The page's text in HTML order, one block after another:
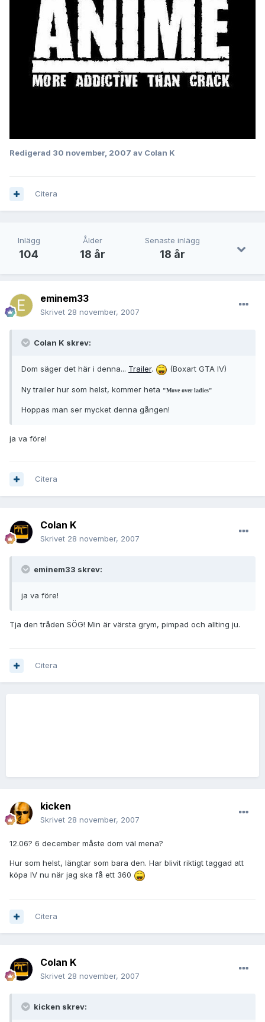
Redigerad 30 november, 2007 av Colan K
Citera
Inlägg
104
Ålder
18 år
Senaste inlägg
18 år
eminem33
Skrivet 28 november, 2007
Colan K skrev:
Dom säger det här i denna... Trailer. (Boxart GTA IV)
Ny trailer hur som helst, kommer heta "Move over ladies"
Hoppas man ser mycket denna gången!
ja va före!
Citera
Colan K
Skrivet 28 november, 2007
eminem33 skrev:
ja va före!
Tja den tråden SÖG! Min är värsta grym, pimpad och allting ju.
Citera
kicken
Skrivet 28 november, 2007
12.06? 6 december måste dom väl mena?
Hur som helst, längtar som bara den. Har blivit riktigt taggad att
köpa IV nu när jag ska få ett 360
Citera
Colan K
Skrivet 28 november, 2007
kicken skrev: